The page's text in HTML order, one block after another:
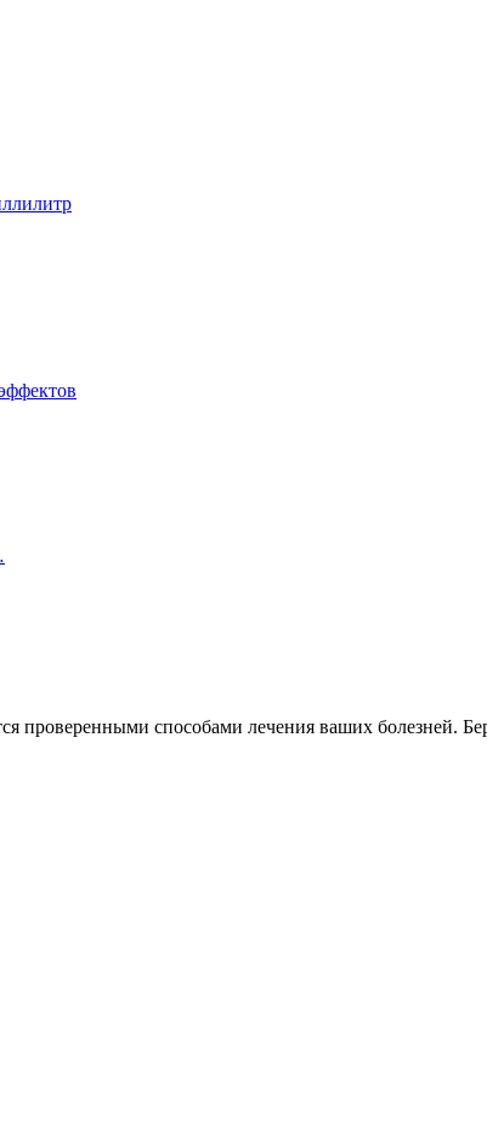
проверенными способами лечения ваших болезней.